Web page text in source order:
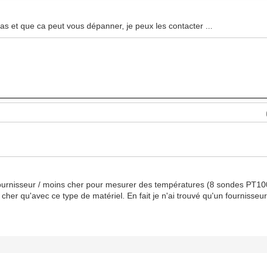
et que ca peut vous dépanner, je peux les contacter ...
/ moins cher pour mesurer des températures (8 sondes
qu'avec ce type de matériel. En fait je n'ai trouvé qu'un fournisseur